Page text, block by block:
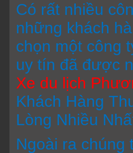
Có rất nhiều
những khách
chọn một công
uy tín đã được
Xe du lịch
Khách Hàng
Lòng Nhiều
Ngoài ra chúng